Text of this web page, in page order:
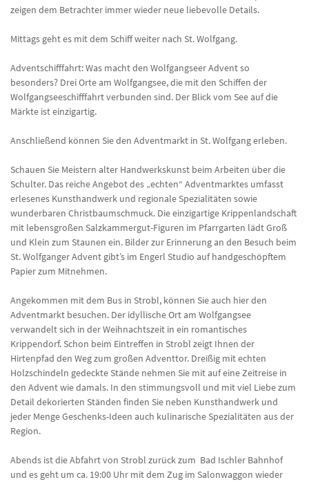
zeigen dem Betrachter immer wieder neue liebevolle Details.
Mittags geht es mit dem Schiff weiter nach St. Wolfgang.
Adventschifffahrt: Was macht den Wolfgangseer Advent so
besonders? Drei Orte am Wolfgangsee, die mit den Schiffen der
Wolfgangseeschifffahrt verbunden sind. Der Blick vom See auf die
Märkte ist einzigartig.
Anschließend können Sie den Adventmarkt in St. Wolfgang erleben.
Schauen Sie Meistern alter Handwerkskunst beim Arbeiten über die
Schulter. Das reiche Angebot des „echten“ Adventmarktes umfasst
erlesenes Kunsthandwerk und regionale Spezialitäten sowie
wunderbaren Christbaumschmuck. Die einzigartige Krippenlandschaft
mit lebensgroßen Salzkammergut-Figuren im Pfarrgarten lädt Groß
und Klein zum Staunen ein. Bilder zur Erinnerung an den Besuch beim
St. Wolfganger Advent gibt’s im Engerl Studio auf handgeschöpftem
Papier zum Mitnehmen.
Angekommen mit dem Bus in Strobl, können Sie auch hier den
Adventmarkt besuchen. Der idyllische Ort am Wolfgangsee
verwandelt sich in der Weihnachtszeit in ein romantisches
Krippendorf. Schon beim Eintreffen in Strobl zeigt Ihnen der
Hirtenpfad den Weg zum großen Adventtor. Dreißig mit echten
Holzschindeln gedeckte Stände nehmen Sie mit auf eine Zeitreise in
den Advent wie damals. In den stimmungsvoll und mit viel Liebe zum
Detail dekorierten Ständen finden Sie neben Kunsthandwerk und
jeder Menge Geschenks-Ideen auch kulinarische Spezialitäten aus der
Region.
Abends ist die Abfahrt von Strobl zurück zum Bad Ischler Bahnhof
und es geht um ca. 19:00 Uhr mit dem Zug im Salonwaggon wieder